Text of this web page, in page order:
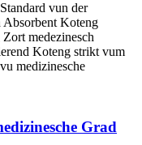
vun der
Koteng
medezinesch
Koteng strikt vum
medizinesche
Grad